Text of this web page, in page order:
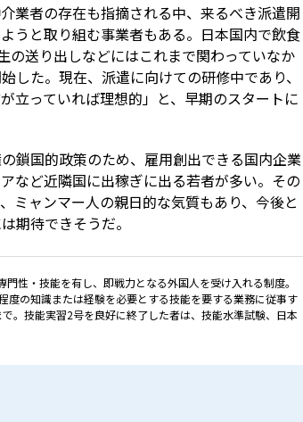
業者の存在も指摘される中、来るべき派遣開
うと取り組む事業者もある。日本国内で飲食
の送り出しなどにはこれまで関わっていなか
した。現在、派遣に向けての研修中であり、
立っていれば理想的」と、早期のスタートに
鎖国的政策のため、雇用創出できる国内企業
など近隣国に出稼ぎに出る若者が多い。その
ミャンマー人の親日的な気質もあり、今後と
期待できそうだ。
性・技能を有し、即戦力となる外国人を受け入れる制度。
の知識または経験を必要とする技能を要する業務に従事す
。技能実習2号を良好に終了した者は、技能水準試験、日本